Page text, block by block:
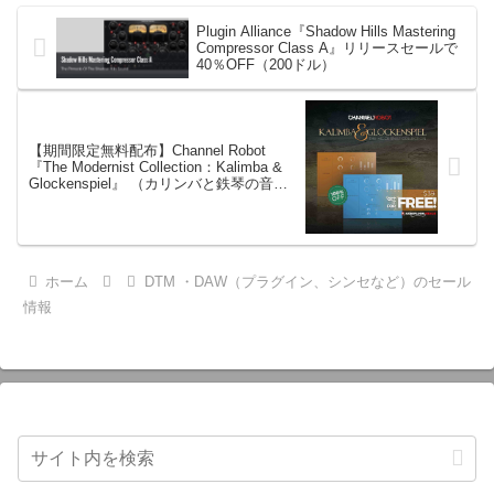
Plugin Alliance『Shadow Hills Mastering
Compressor Class A』リリースセールで
40％OFF（200ドル）
【期間限定無料配布】Channel Robot
『The Modernist Collection：Kalimba &
Glockenspiel』 （カリンバと鉄琴の音源
ホーム
DTM ・DAW（プラグイン、シンセなど）のセール
情報